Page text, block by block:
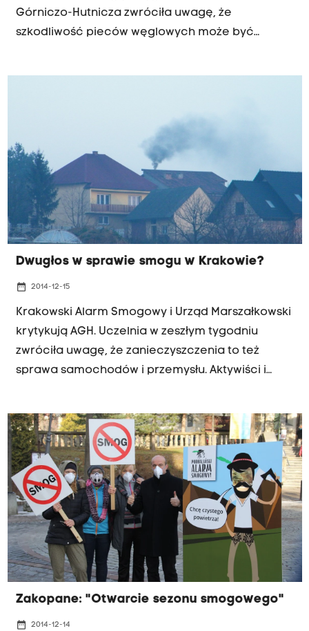
Górniczo-Hutnicza zwróciła uwagę, że
szkodliwość pieców węglowych może być
Dwugłos w sprawie smogu w Krakowie?
date_range 2014-12-15
Krakowski Alarm Smogowy i Urząd Marszałkowski
krytykują AGH. Uczelnia w zeszłym tygodniu
zwróciła uwagę, że zanieczyszczenia to też
sprawa samochodów i przemysłu. Aktywiści i
Zakopane: "Otwarcie sezonu smogowego"
date_range 2014-12-14